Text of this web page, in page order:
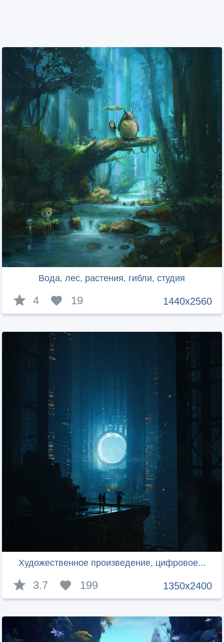
Вода, лес, растения, гибли, студия
1440x2560
4 19
Художественное произведение, цифровое...
1350x2400
3.7 199